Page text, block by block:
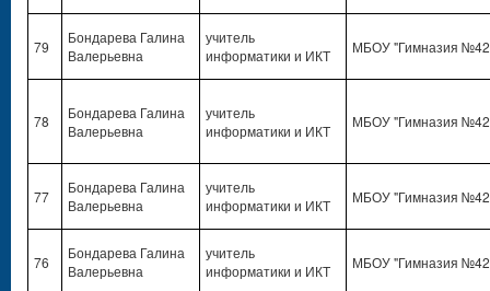
79
Бондарева Галина
Валерьевна
учитель
информатики и ИКТ
МБОУ "Гимназия
78
Бондарева Галина
Валерьевна
учитель
информатики и ИКТ
МБОУ "Гимназия
77
Бондарева Галина
Валерьевна
учитель
информатики и ИКТ
МБОУ "Гимназия
76
Бондарева Галина
Валерьевна
учитель
информатики и ИКТ
МБОУ "Гимназия